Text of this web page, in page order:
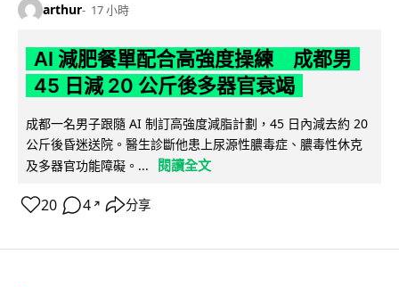
arthur 17 小時
AI 減肥餐單配合高強度操練 成都男
45 日減 20 公斤後多器官衰竭
成都一名男子跟隨 AI 制訂高強度減脂計劃，45 日內減去約 20
公斤後昏迷送院。醫生診斷他患上尿源性膿毒症、膿毒性休克
及多器官功能障礙。...
閱讀全文
20 4 ↗ 分享